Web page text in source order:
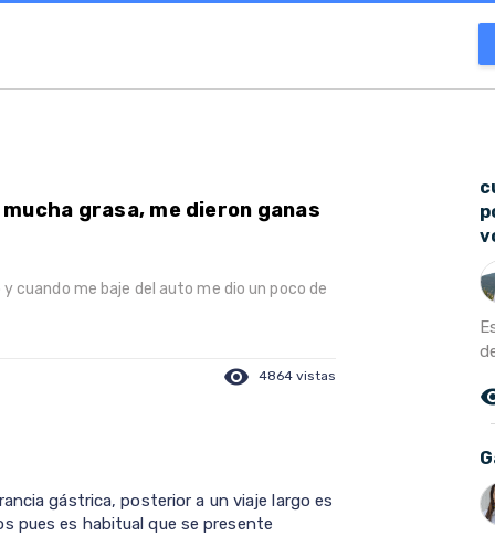
grasa, me dieron ganas
cuando me baje del auto me dio un poco de
visibility 4864 vistas
gástrica, posterior a un viaje largo es
pues es habitual que se presente